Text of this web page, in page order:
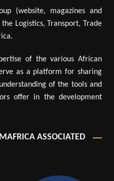
(website, magazines and
Logistics, Transport, Trade
of the various African
as a platform for sharing
of the tools and
offer in the development
ASSOCIATED